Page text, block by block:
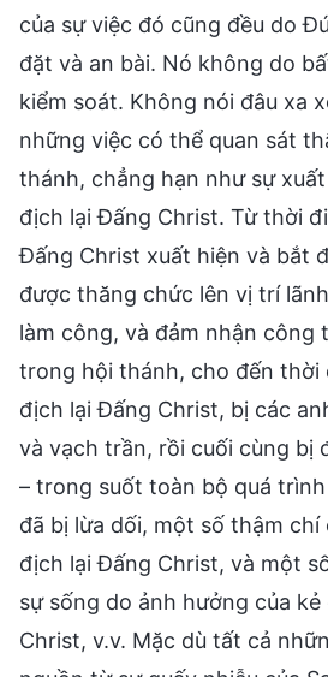
của sự việc đó cũng đều do
đặt và an bài. Nó không do
kiểm soát. Không nói đâu xa
những việc có thể quan sát
thánh, chẳng hạn như sự
địch lại Đấng Christ. Từ thời
Đấng Christ xuất hiện và bắt
được thăng chức lên vị trí
làm công, và đảm nhận công
trong hội thánh, cho đến thời
địch lại Đấng Christ, bị các
và vạch trần, rồi cuối cùng bị
– trong suốt toàn bộ quá
đã bị lừa dối, một số thậm
địch lại Đấng Christ, và một
sự sống do ảnh hưởng của
Christ, v.v. Mặc dù tất cả